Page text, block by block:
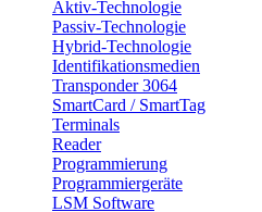
Aktiv-Technologie
Passiv-Technologie
Hybrid-Technologie
Identifikationsmedien
Transponder 3064
SmartCard / SmartTag
Terminals
Reader
Programmierung
Programmiergeräte
LSM Software